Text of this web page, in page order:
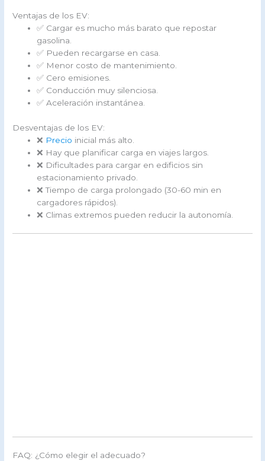
Ventajas de los EV:
✅ Cargar es mucho más barato que repostar
gasolina.
✅ Pueden recargarse en casa.
✅ Menor costo de mantenimiento.
✅ Cero emisiones.
✅ Conducción muy silenciosa.
✅ Aceleración instantánea.
Desventajas de los EV:
❌ Precio inicial más alto.
❌ Hay que planificar carga en viajes largos.
❌ Dificultades para cargar en edificios sin
estacionamiento privado.
❌ Tiempo de carga prolongado (30-60 min en
cargadores rápidos).
❌ Climas extremos pueden reducir la autonomía.
FAQ: ¿Cómo elegir el adecuado?